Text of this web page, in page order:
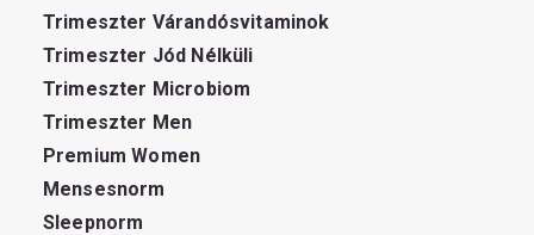
Trimeszter Várandósvitaminok
Trimeszter Jód Nélküli
Trimeszter Microbiom
Trimeszter Men
Premium Women
Mensesnorm
Sleepnorm